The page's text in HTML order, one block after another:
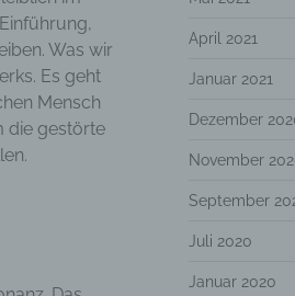
Was wir
Es geht
Mensch
die gestörte
April 2021
Januar 2021
Dezember
November
September
Juli 2020
Januar 2020